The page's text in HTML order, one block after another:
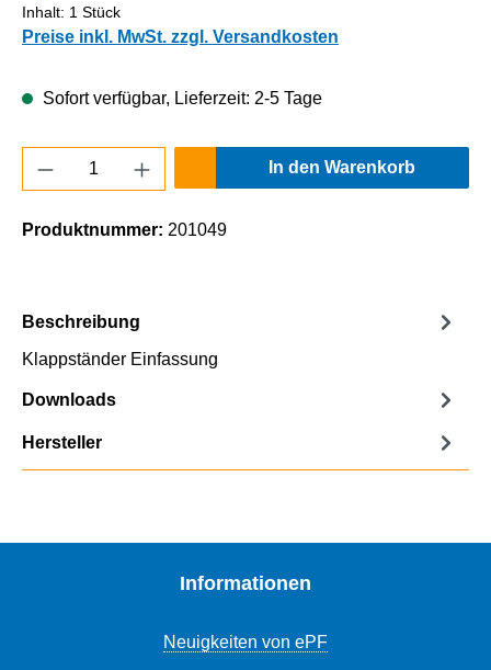
Inhalt: 1 Stück
Preise inkl. MwSt. zzgl. Versandkosten
Sofort verfügbar, Lieferzeit: 2-5 Tage
Produkt Anzahl: Gib den gewünschten
In den Warenkorb
Produktnummer: 201049
Beschreibung
Klappständer Einfassung
Downloads
Hersteller
Informationen
Neuigkeiten von ePF